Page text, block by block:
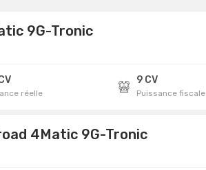
9G-Tronic
réelle
9 CV
Puissance fiscale
4Matic 9G-Tronic